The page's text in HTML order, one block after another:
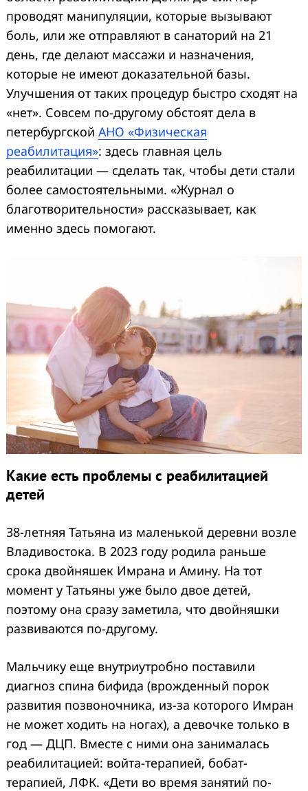
проводят манипуляции, которые вызывают
боль, или же отправляют в санаторий на 21
день, где делают массажи и назначения,
которые не имеют доказательной базы.
Улучшения от таких процедур быстро сходят на
«нет». Совсем по-другому обстоят дела в
петербургской АНО «Физическая
реабилитация»: здесь главная цель
реабилитации — сделать так, чтобы дети стали
более самостоятельными. «Журнал о
благотворительности» рассказывает, как
именно здесь помогают.
Какие есть проблемы с реабилитацией
детей
38-летняя Татьяна из маленькой деревни возле
Владивостока. В 2023 году родила раньше
срока двойняшек Имрана и Амину. На тот
момент у Татьяны уже было двое детей,
поэтому она сразу заметила, что двойняшки
развиваются по-другому.
Мальчику еще внутриутробно поставили
диагноз спина бифида (врожденный порок
развития позвоночника, из-за которого Имран
не может ходить на ногах), а девочке только в
год — ДЦП. Вместе с ними она занималась
реабилитацией: войта-терапией, бобат-
терапией, ЛФК. «Дети во время занятий по-